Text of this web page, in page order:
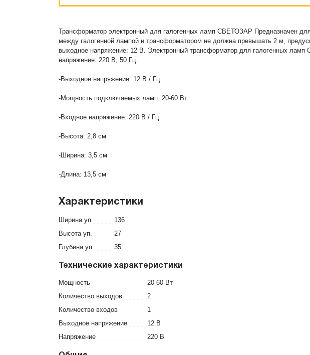
Трансформатор электронный для галогенных ламп СВЕТОЗАР Предназначен
между галогенной лампой и трансформатором не должна превышать 2 м,
выходное напряжение: 12 В. Электронный трансформатор для галогенных
напряжение: 220 В, 50 Гц.
-Выходное напряжение: 12 В / Гц
-Мощность подключаемых ламп: 20-60 Вт
-Входное напряжение: 220 В / Гц
-Высота: 2,8 см
-Ширина: 3,5 см
-Длина: 13,5 см
Характеристики
Ширина уп.
136
Высота уп.
27
Глубина уп.
35
Технические характеристики
Мощность
20-60 Вт
Количество выходов
2
Количество входов
1
Выходное напряжение
12 В
Напряжение
220 В